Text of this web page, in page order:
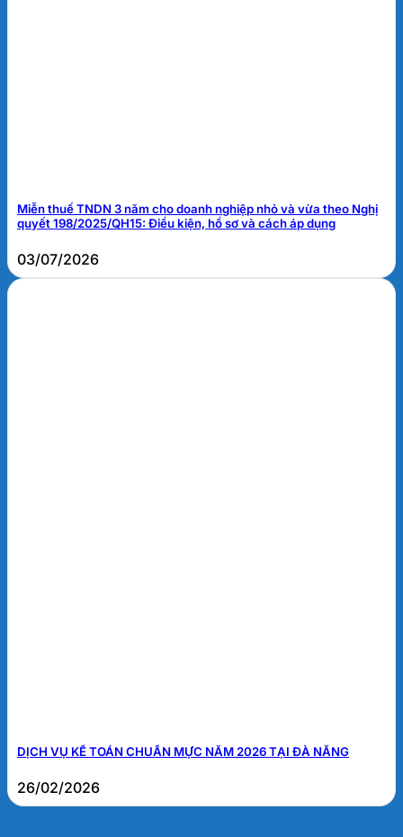
Miễn thuế TNDN 3 năm cho doanh nghiệp nhỏ và vừa theo Nghị
quyết 198/2025/QH15: Điều kiện, hồ sơ và cách áp dụng
03/07/2026
DỊCH VỤ KẾ TOÁN CHUẨN MỰC NĂM 2026 TẠI ĐÀ NẴNG
26/02/2026